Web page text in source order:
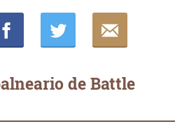
de Battle